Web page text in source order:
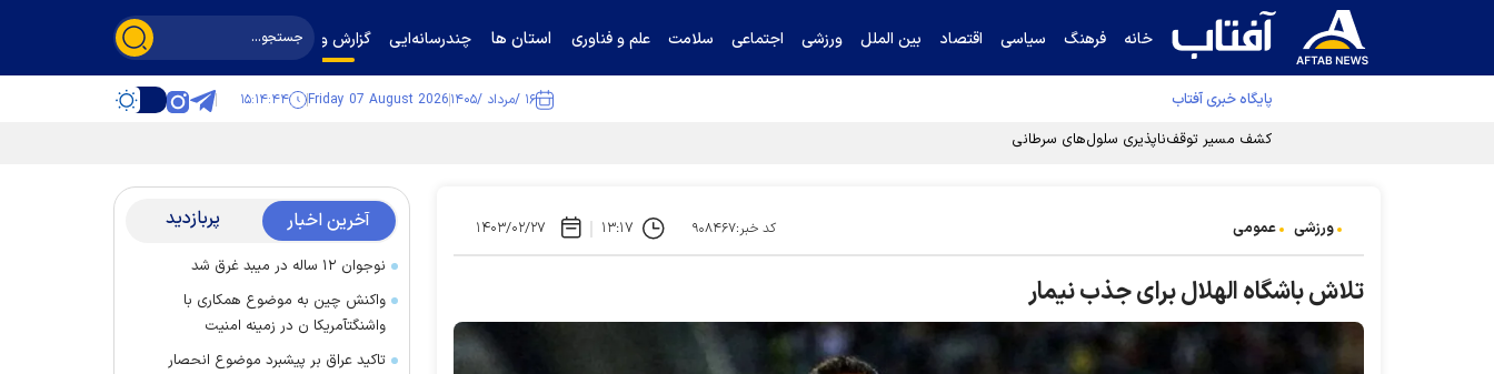
خانه فرهنگ سیاسی اقتصاد بین الملل ورزشی اجتماعی سلامت علم و فناوری استان ها چندرسانه‌ایی گزارش و گفت‌وگو
پایگاه خبری آفتاب ۱۶ /مرداد /۱۴۰۵ Friday 07 August 2026 ۱۵:۱۴:۴۴
کشف مسیر توقف‌ناپذیری سلول‌های سرطانی
ورزشی عمومی کد خبر:۹۰۸۴۶۷ ۱۳:۱۷ ۱۴۰۳/۰۲/۲۷
تلاش باشگاه الهلال برای جذب نیمار
آخرین اخبار پربازدید
نوجوان ۱۲ ساله در میبد غرق شد
واکنش چین به موضوع همکاری با
واشنگتآمریکا ن در زمینه امنیت
تاکید عراق بر پیشبرد موضوع انحصار